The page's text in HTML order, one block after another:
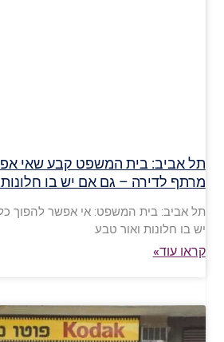
תל אביב: בית המשפט קבע שאי
מרתף לדירה – גם אם יש בו
תל אביב: בית המשפט: אי אפשר להפוך
יש בו חלונות ואור טבע
קראו עוד»